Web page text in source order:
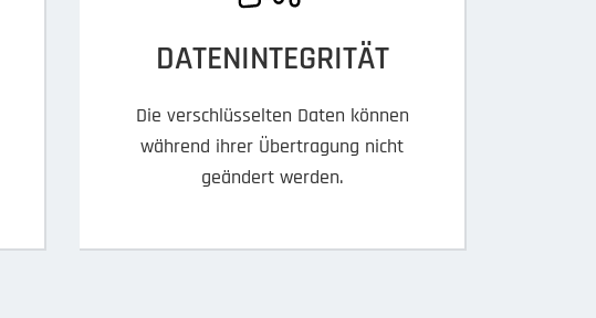
DATENINTEGRITÄT
Die verschlüsselten Daten können
während ihrer Übertragung nicht
geändert werden.